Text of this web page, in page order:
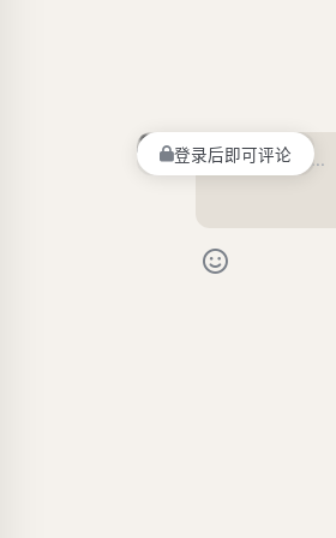
登录后即可评论